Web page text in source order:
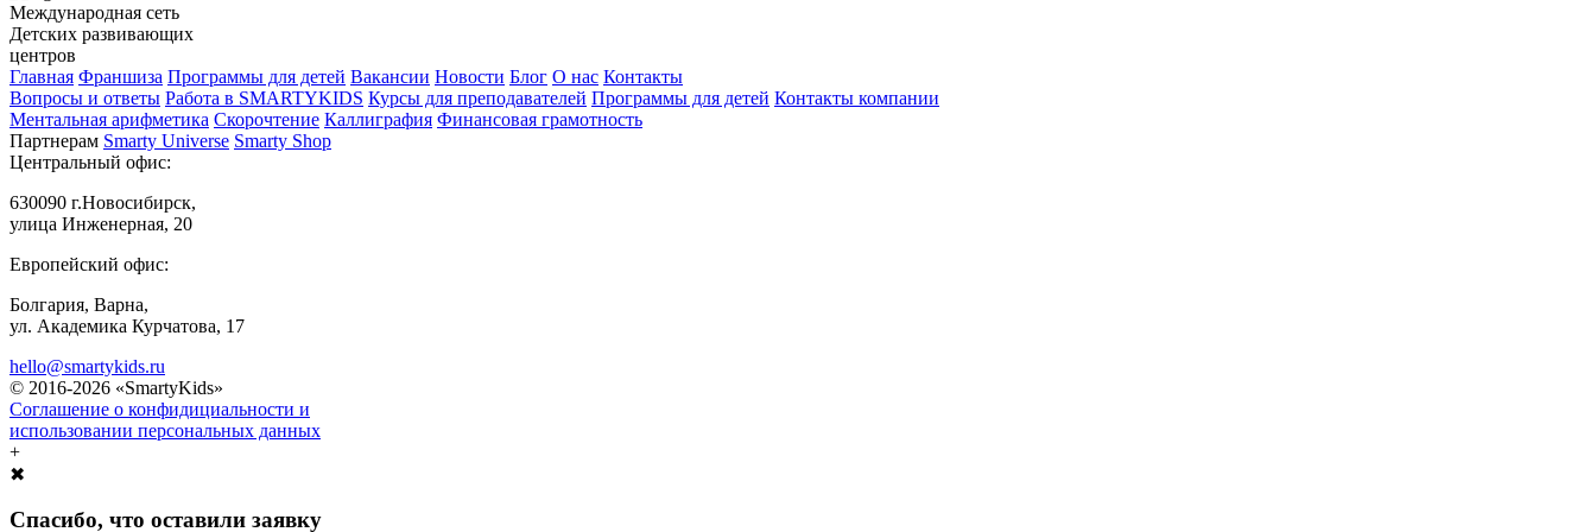
Международная сеть
Детских развивающих
центров
Главная Франшиза Программы для детей Вакансии Новости Блог О нас Контакты
Вопросы и ответы Работа в SMARTYKIDS Курсы для преподавателей Программы для детей Контакты компании
Ментальная арифметика Скорочтение Каллиграфия Финансовая грамотность
Партнерам Smarty Universe Smarty Shop
Центральный офис:
630090 г.Новосибирск,
улица Инженерная, 20
Европейский офис:
Болгария, Варна,
ул. Академика Курчатова, 17
hello@smartykids.ru
© 2016-2026 «SmartyKids»
Соглашение о конфидициальности и
использовании персональных данных
+
✖
Спасибо, что оставили заявку